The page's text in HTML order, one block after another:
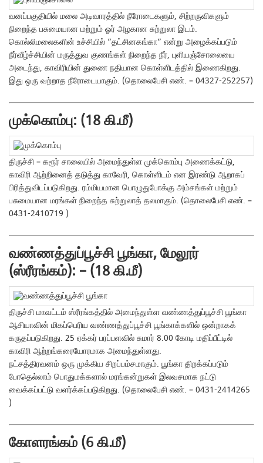
வனப்பகுதியில் மலை அடிவாரத்தில் நீரோடைகளும், சிற்றருவிகளும்
நிறைந்த பசுமையான மற்றும் ஓர் அழகான சுற்றுலா இடம்.
கொல்லிமலைகளின் உச்சியில் ”தட்சினகங்கா” என்று அழைக்கப்படும்
நீர்வீழ்ச்சியின் மருத்துவ குணங்கள் நிறைந்த நீர், புளியஞ்சோலையை
அடைந்து, காவிரியின் துணை நதியான கொள்ளிடத்தில் இணைகிறது.
இது ஒரு வற்றாத நீரோடையாகும். (தொலைபேசி எண். – 04327-252257)
முக்கொம்பு: (18 கி.மீ)
திருச்சி – கரூர் சாலையில் அமைந்துள்ள முக்கொம்பு அணைக்கட்டு,
காவிரி ஆற்றினைத் தடுத்து காவேரி, கொள்ளிடம் என இரண்டு ஆறாகப்
பிரித்துவிடப்படுகிறது. ரம்மியமான பொழுதுபோக்கு அம்சங்கள் மற்றும்
பசுமையான மரங்கள் நிறைந்த சுற்றுலாத் தலமாகும். (தொலைபேசி எண். –
0431-2410719 )
வண்ணத்துப்பூச்சி பூங்கா, மேலூர்
(ஸ்ரீரங்கம்): – (18 கி.மீ)
திருச்சி மாவட்டம் ஸ்ரீரங்கத்தில் அமைந்துள்ள வண்ணத்துப்பூச்சி பூங்கா
ஆசியாவின் மிகப்பெரிய வண்ணத்துப்பூச்சி பூங்காக்களில் ஒன்றாகக்
கருதப்படுகிறது. 25 ஏக்கர் பரப்பளவில் சுமார் 8.00 கோடி மதிப்பீட்டில்
காவிரி ஆற்றங்கரையோரமாக அமைந்துள்ளது.
நட்சத்திரவனம் ஒரு முக்கிய சிறப்பம்சமாகும். பூங்கா திறக்கப்படும்
போதெல்லாம் பொதுமக்களால் மரங்கன்றுகள் இலவசமாக நட்டு
வைக்கப்பட்டு வளர்க்கப்படுகிறது. (தொலைபேசி எண். – 0431-2414265
)
கோளரங்கம் (6 கி.மீ)